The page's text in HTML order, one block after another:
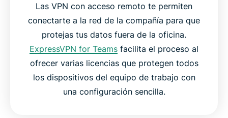
Las VPN con acceso remoto te permiten
conectarte a la red de la compañía para que
protejas tus datos fuera de la oficina.
ExpressVPN for Teams facilita el proceso al
ofrecer varias licencias que protegen todos
los dispositivos del equipo de trabajo con
una configuración sencilla.